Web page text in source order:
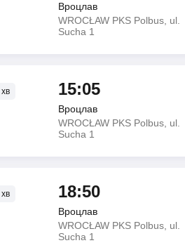
Вроцлав
WROCŁAW PKS Polbus, ul.
Sucha 1
хв 15:05
Вроцлав
WROCŁAW PKS Polbus, ul.
Sucha 1
хв 18:50
Вроцлав
WROCŁAW PKS Polbus, ul.
Sucha 1